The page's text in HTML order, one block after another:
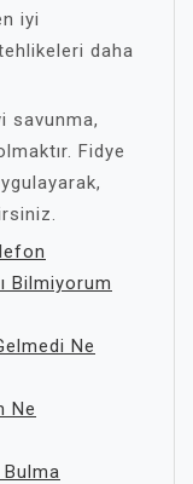
iyi
daha
savunma,
Fidye
Bilmiyorum
Ne
Ne